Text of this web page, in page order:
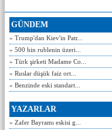
GÜNDEM
» Trump'dan Kiev'in Patr...
» 500 bin rublenin üzeri...
» Türk şirketi Madame Co...
» Ruslar düşük faiz ort...
» Benzinde eski standart...
YAZARLAR
» Zafer Bayramı eskisi g...